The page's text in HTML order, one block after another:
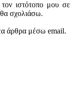
ιστότοπο μου σε
σχολιάσω.
άρθρα μέσω email.